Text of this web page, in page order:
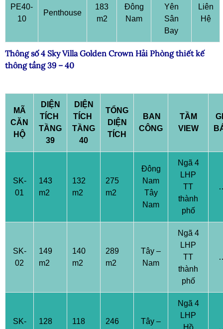
PE40-
10
Penthouse
183
m2
Đông
Nam
Yên
Sân
Bay
Liên
Hệ
Thông số 4 Sky Villa Golden Crown Hải Phòng thiết kế
thông tầng 39 – 40
MÃ
CĂN
HỘ
DIỆN
TÍCH
TẦNG
39
DIỆN
TÍCH
TẦNG
40
TỔNG
DIỆN
TÍCH
BAN
CÔNG
TẦM
VIEW
SK-
01
143
m2
132
m2
275
m2
Đông
Nam
Tây
Nam
Ngã 4
LHP
TT
thành
phố
SK-
02
149
m2
140
m2
289
m2
Tây –
Nam
Ngã 4
LHP
TT
thành
phố
SK-
128
118
246
Tây –
Ngã 4
LHP
Hồ